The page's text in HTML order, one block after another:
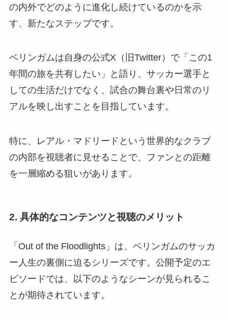
の内外でどのように進化し続けているのかを示
す、新たなステップです。
ベリンガムは自身の公式X（旧Twitter）で「この1
年間の旅を共有したい」と語り、サッカー選手と
しての生活だけでなく、試合の舞台裏や日常のリ
アルを映し出すことを目指しています。
特に、レアル・マドリードという世界的なクラブ
の内部を視聴者に見せることで、ファンとの距離
を一層縮める狙いがあります。
2. 具体的なコンテンツと視聴のメリット
「Out of the Floodlights」は、ベリンガムのサッカ
ー人生の裏側に迫るシリーズです。公開予定のエ
ピソードでは、以下のようなシーンが見られるこ
とが期待されています。